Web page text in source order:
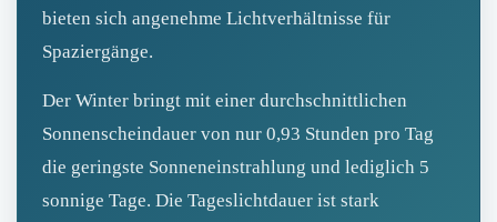
bieten sich angenehme Lichtverhältnisse für
Spaziergänge.
Der Winter bringt mit einer durchschnittlichen
Sonnenscheindauer von nur 0,93 Stunden pro Tag
die geringste Sonneneinstrahlung und lediglich 5
sonnige Tage. Die Tageslichtdauer ist stark